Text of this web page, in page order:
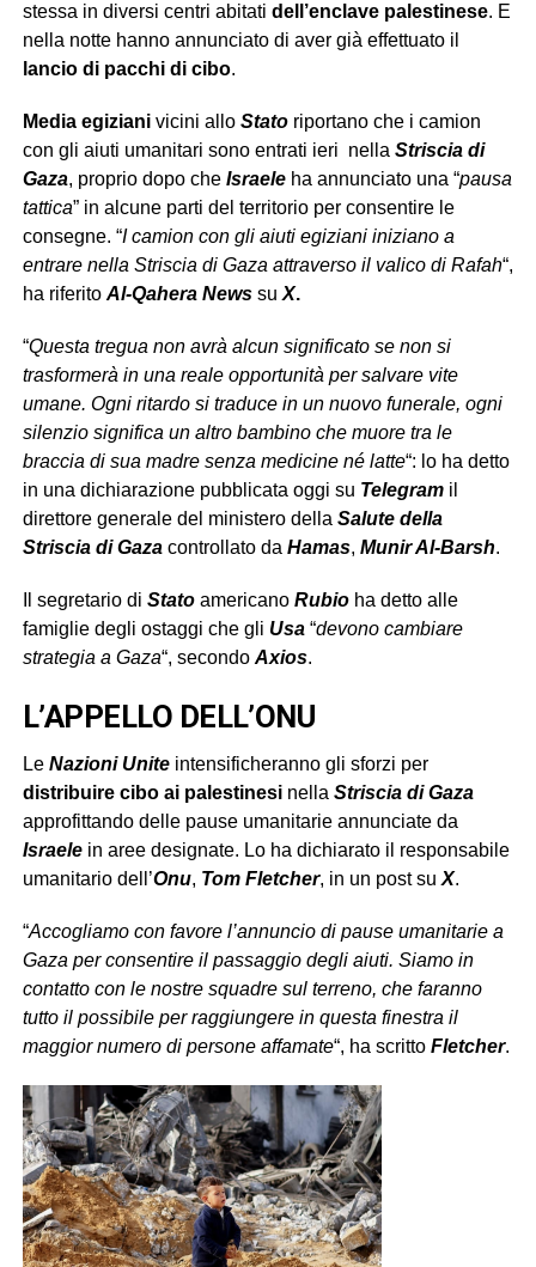
stessa in diversi centri abitati dell’enclave palestinese. E
nella notte hanno annunciato di aver già effettuato il
lancio di pacchi di cibo.
Media egizianivicini allo Statoriportano che i camion
con gli aiuti umanitari sono entrati ieri nella Striscia di
Gaza, proprio dopo che Israeleha annunciato una “pausa
tattica” in alcune parti del territorio per consentire le
consegne. “I camion con gli aiuti egiziani iniziano a
entrare nella Striscia di Gaza attraverso il valico di Rafah“,
ha riferito Al-Qahera Newssu X.
“Questa tregua non avrà alcun significato se non si
trasformerà in una reale opportunità per salvare vite
umane. Ogni ritardo si traduce in un nuovo funerale, ogni
silenzio significa un altro bambino che muore tra le
braccia di sua madre senza medicine né latte“: lo ha detto
in una dichiarazione pubblicata oggi su Telegramil
direttore generale del ministero della Salute della
Striscia di Gazacontrollato da Hamas, Munir Al-Barsh.
Il segretario di Statoamericano Rubioha detto alle
famiglie degli ostaggi che gli Usa“devono cambiare
strategia a Gaza“, secondo Axios.
L’APPELLO DELL’ONU
Le Nazioni Uniteintensificheranno gli sforzi per
distribuire cibo ai palestinesinella Striscia di Gaza
approfittando delle pause umanitarie annunciate da
Israelein aree designate. Lo ha dichiarato il responsabile
umanitario dell’Onu, Tom Fletcher, in un post su X.
“Accogliamo con favore l’annuncio di pause umanitarie a
Gaza per consentire il passaggio degli aiuti. Siamo in
contatto con le nostre squadre sul terreno, che faranno
tutto il possibile per raggiungere in questa finestra il
maggior numero di persone affamate“, ha scritto Fletcher.